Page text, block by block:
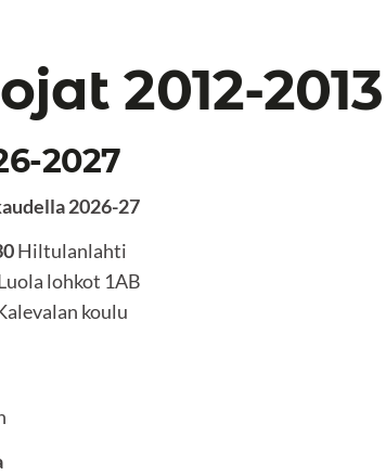
2012-2013
2027
2026-27
Hiltulanlahti
lohkot 1AB
koulu